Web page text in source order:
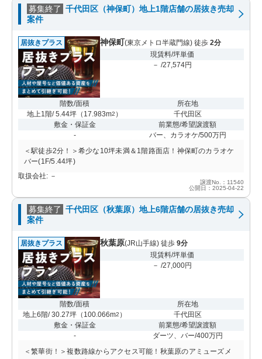
募集終了 千代田区（神保町）地上1階店舗の居抜き売却
案件
居抜きプラス 神保町(東京メトロ半蔵門線) 徒歩 2分
現賃料/坪単価
－ /27,574円
階数/面積
地上1階/ 5.44坪 （ 17.983m2 ）
所在地
千代田区
敷金・保証金
-
前業態/希望譲渡額
バー、カラオケ/500万円
＜駅徒歩2分！＞希少な10坪未満＆1階路面店！神保町のカラオケ
バー(1F/5.44坪)
取扱会社: －
譲渡No.：11540
公開日：2025-04-22
募集終了 千代田区（秋葉原）地上6階店舗の居抜き売却
案件
居抜きプラス 秋葉原(JR山手線) 徒歩 9分
現賃料/坪単価
－ /27,000円
階数/面積
地上6階/ 30.27坪 （ 100.066m2 ）
所在地
千代田区
敷金・保証金
-
前業態/希望譲渡額
ダーツ、バー/400万円
＜繁華街！＞複数路線からアクセス可能！秋葉原のアミューズメ